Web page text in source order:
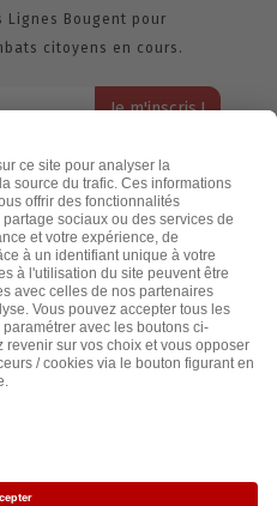
Lignes Bougent pour
citoyens en cours.
notre politique de confidentialité,
ici.